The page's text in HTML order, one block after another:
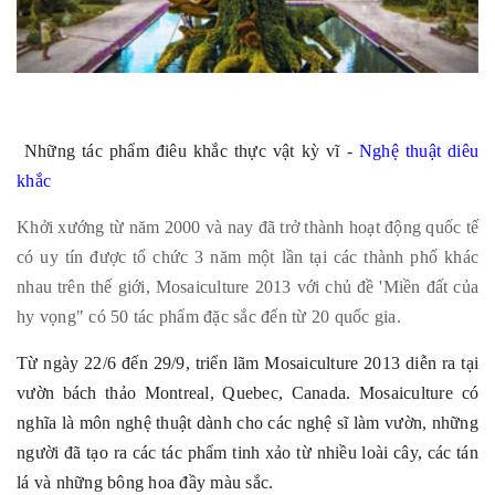
Những tác phẩm điêu khắc thực vật kỳ vĩ - Nghệ thuật diêu
khắc
Khởi xướng từ năm 2000 và nay đã trở thành hoạt động quốc tế
có uy tín được tổ chức 3 năm một lần tại các thành phố khác
nhau trên thế giới, Mosaiculture 2013 với chủ đề 'Miền đất của
hy vọng" có 50 tác phẩm đặc sắc đến từ 20 quốc gia.
Từ ngày 22/6 đến 29/9, triển lãm Mosaiculture 2013 diễn ra tại
vườn bách thảo Montreal, Quebec, Canada. Mosaiculture có
nghĩa là môn nghệ thuật dành cho các nghệ sĩ làm vườn, những
người đã tạo ra các tác phẩm tinh xảo từ nhiều loài cây, các tán
lá và những bông hoa đầy màu sắc.